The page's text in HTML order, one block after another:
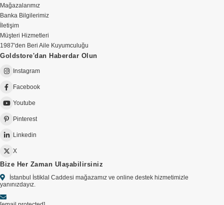
Mağazalarımız
Banka Bilgilerimiz
İletişim
Müşteri Hizmetleri
1987'den Beri Aile Kuyumculuğu
Goldstore'dan Haberdar Olun
Instagram
Facebook
Youtube
Pinterest
Linkedin
X
Bize Her Zaman Ulaşabilirsiniz
İstanbul İstiklal Caddesi mağazamız ve online destek hizmetimizle
yanınızdayız.